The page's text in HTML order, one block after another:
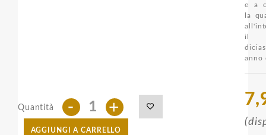
e a
la
il
anno
Quantità - +
AGGIUNGI A CARRELLO